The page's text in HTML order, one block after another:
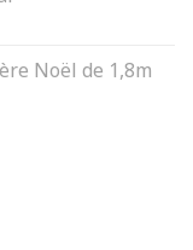
Noël de 1,8m